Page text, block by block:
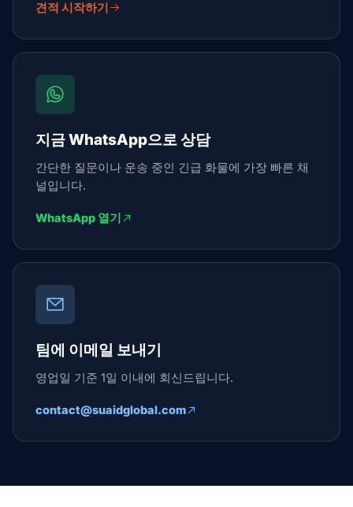
견적 시작하기
지금 WhatsApp으로 상담
간단한 질문이나 운송 중인 긴급 화물에 가장 빠른 채
널입니다.
WhatsApp 열기
팀에 이메일 보내기
영업일 기준 1일 이내에 회신드립니다.
contact@suaidglobal.com